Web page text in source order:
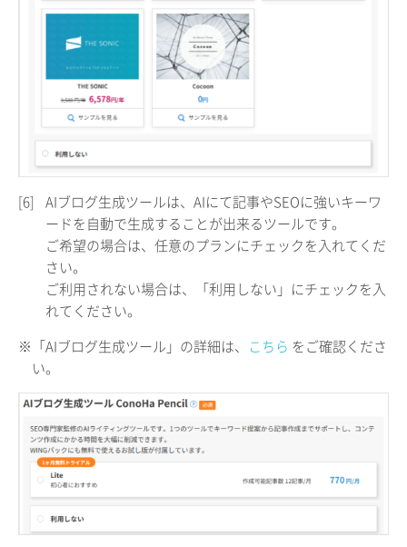
[6]
AIブログ生成ツールは、AIにて記事やSEOに強いキーワ
ードを自動で生成することが出来るツールです。
ご希望の場合は、任意のプランにチェックを入れてくだ
さい。
ご利用されない場合は、「利用しない」にチェックを入
れてください。
※「AIブログ生成ツール」の詳細は、 こちら をご確認くださ
い。